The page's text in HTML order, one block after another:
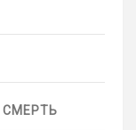
СМЕРТЬ